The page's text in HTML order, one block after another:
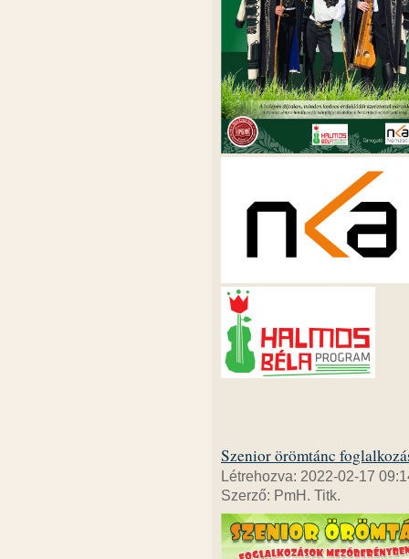
Szenior örömtánc
Létrehozva: 2022-02-17
Szerző: PmH. Titk.